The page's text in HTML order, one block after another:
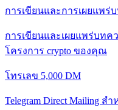
การเขียนและการเผยแพร่
การเขียนและเผยแพร่บท
โครงการ crypto ของคุณ
โทรเลข 5,000 DM
Telegram Direct Mailing ส